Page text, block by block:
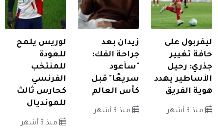
ليفربول على
حافة تغيير
جذري: رحيل
الأساطير يهدد
هوية الفريق
منذ 3 أشهر
زيدان بعد
جراحة الفك:
"سأعود
سريعًا" قبل
كأس العالم
منذ 3 أشهر
لوريس يلمح
للعودة
للمنتخب
الفرنسي
كحارس ثالث
للمونديال
منذ 3 أشهر